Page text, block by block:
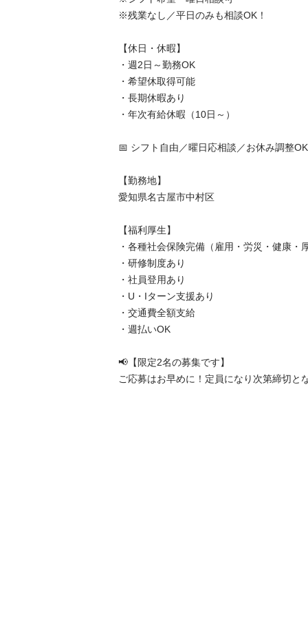
※残業なし／平日のみも相談OK！
【休日・休暇】
・週2日～勤務OK
・希望休取得可能
・長期休暇あり
・年次有給休暇（10日～）
📅 シフト自由／曜日応相談／お休み調整OK
【勤務地】
愛知県名古屋市中村区
【福利厚生】
・各種社会保険完備（雇用・労災・健康・
・研修制度あり
・社員登用あり
・U・Iターン支援あり
・交通費全額支給
・週払いOK
📢【限定2名の募集です】
ご応募はお早めに！定員になり次第締切と